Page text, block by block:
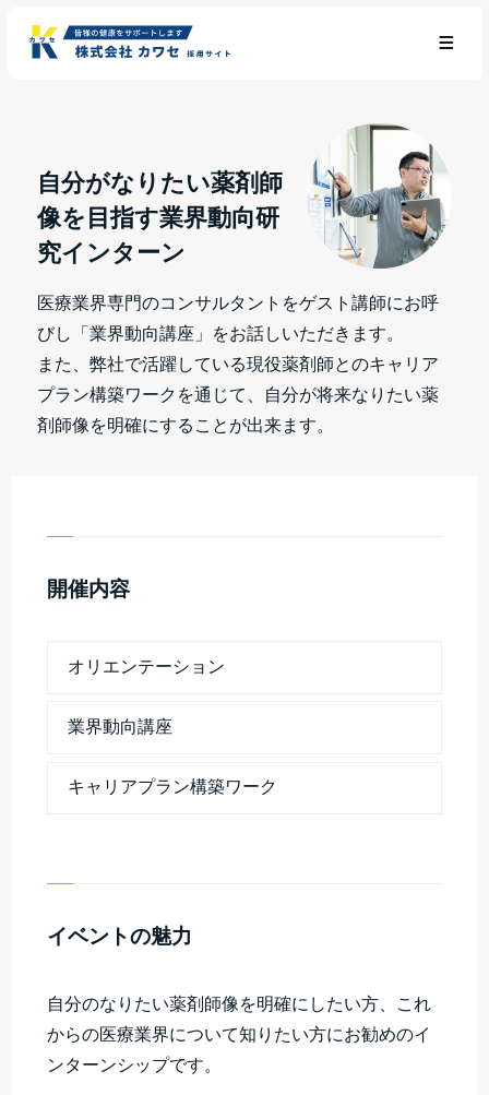
自分がなりたい薬剤師
像を目指す業界動向研
究インターン
医療業界専門のコンサルタントをゲスト講師にお呼
びし「業界動向講座」をお話しいただきます。
また、弊社で活躍している現役薬剤師とのキャリア
プラン構築ワークを通じて、自分が将来なりたい薬
剤師像を明確にすることが出来ます。
開催内容
オリエンテーション
業界動向講座
キャリアプラン構築ワーク
イベントの魅力
自分のなりたい薬剤師像を明確にしたい方、これ
からの医療業界について知りたい方にお勧めのイ
ンターンシップです。